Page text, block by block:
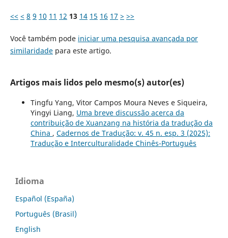
<< < 8 9 10 11 12 13 14 15 16 17 > >>
Você também pode iniciar uma pesquisa avançada por
similaridadepara este artigo.
Artigos mais lidos pelo mesmo(s) autor(es)
Tingfu Yang, Vitor Campos Moura Neves e Siqueira,
Yingyi Liang, Uma breve discussão acerca da
contribuição de Xuanzang na história da tradução da
China , Cadernos de Tradução: v. 45 n. esp. 3 (2025):
Tradução e Interculturalidade Chinês-Português
Idioma
Español (España)
Português (Brasil)
English